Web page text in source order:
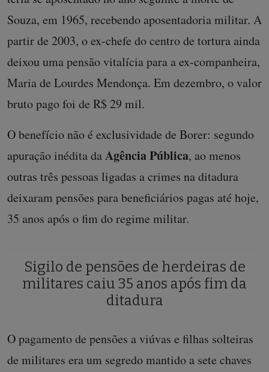
Souza, em 1965, recebendo aposentadoria militar. A
partir de 2003, o ex-chefe do centro de tortura ainda
deixou uma pensão vitalícia para a ex-companheira,
Maria de Lourdes Mendonça. Em dezembro, o valor
bruto pago foi de R$ 29 mil.
O benefício não é exclusividade de Borer: segundo
apuração inédita daAgência Pública, ao menos
outras três pessoas ligadas a crimes na ditadura
deixaram pensões para beneficiários pagas até hoje,
35 anos após o fim do regime militar.
Sigilo de pensões de herdeiras de
militares caiu 35 anos após fim da
ditadura
O pagamento de pensões a viúvas e filhas solteiras
de militares era um segredo mantido a sete chaves